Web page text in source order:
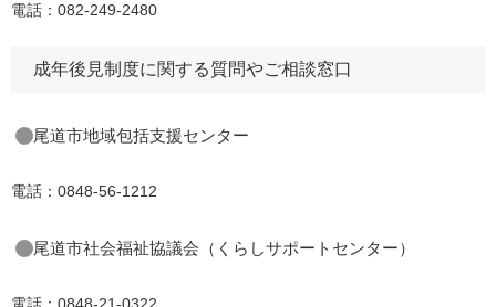
電話：082-249-2480
成年後見制度に関する質問やご相談窓口
尾道市地域包括支援センター
電話：0848-56-1212
尾道市社会福祉協議会（くらしサポートセンター）